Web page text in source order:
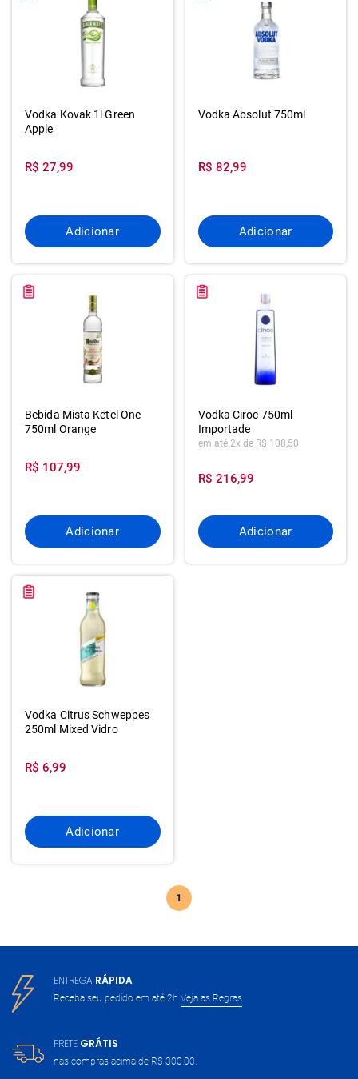
Vodka Kovak 1l Green
Apple
R$ 27,99
Adicionar
Vodka Absolut 750ml
R$ 82,99
Adicionar
Bebida Mista Ketel One
750ml Orange
R$ 107,99
Adicionar
Vodka Ciroc 750ml
Importade
em até 2x de R$ 108,50
R$ 216,99
Adicionar
Vodka Citrus Schweppes
250ml Mixed Vidro
R$ 6,99
Adicionar
1
ENTREGA RÁPIDA
Receba seu pedido em até 2h Veja as Regras
FRETE GRÁTIS
nas compras acima de R$ 300,00.